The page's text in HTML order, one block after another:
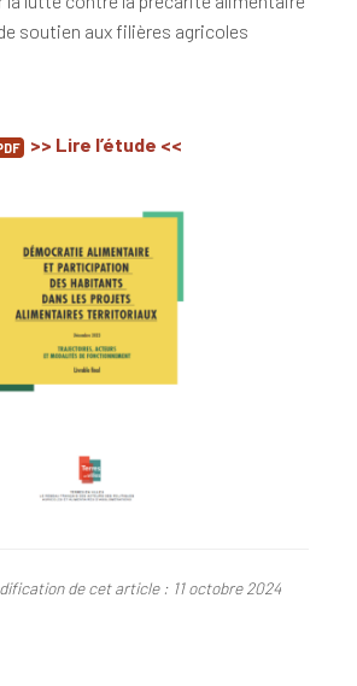
soutien aux filières agricoles
>> Lire l’étude <<
de cet article : 11 octobre 2024